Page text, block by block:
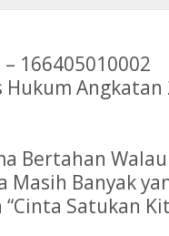
166405010002
Angkatan
Bertahan
Banyak
Satukan